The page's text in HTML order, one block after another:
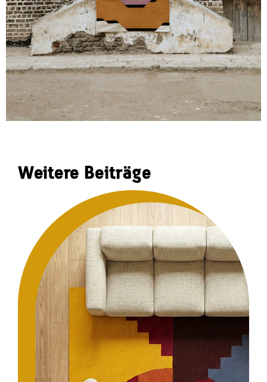
Weitere Beiträge